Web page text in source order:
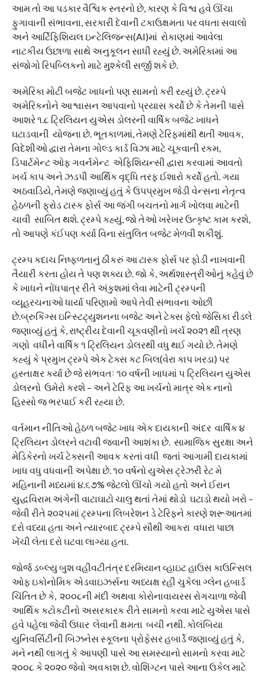
આમ તો આ પડકાર વૈશ્વિક સ્તરનો છે, કારણ કે વિશ્વ હવે ઊંચા
ફુગાવાની સંભાવના, સરકારી દેવાની ટકાઉક્ષમતા પર વધતા સવાલો
અને આર્ટિફિશિયલ ઇન્ટેલિજન્સ(AI)માં રોકાણમાં આવેલા
નાટકીય ઉછાળા સાથે અનુકૂલન સાધી રહ્યું છે. અમેરિકામાં આ
સંજોગો રિપબ્લિકનો માટે મુશ્કેલી સર્જી શકે છે.
અમેરિકા મોટી બજેટ ખાધનો પણ સામનો કરી રહ્યું છે. ટ્રમ્પે
અમેરિકનોને આશ્વાસન આપવાનો પ્રયાસ કર્યો છે કે તેમની પાસે
આશરે ૧.૮ ટ્રિલિયન યુએસ ડોલરની વાર્ષિક બજેટ ખાધને
ઘટાડવાની યોજના છે. ભૂતકાળમાં, તેમણે ટેરિફમાંથી થતી આવક,
વિદેશીઓ દ્વારા તેમના ગોલ્ડ કાર્ડ વિઝા માટે ચૂકવાતી રકમ,
ડિપાર્ટમેન્ટ ઓફ ગવર્નમેન્ટ એફિશિયન્સી દ્વારા કરવામાં આવતો
ખર્ચ કાપ અને ઝડપી આર્થિક વૃદ્ધિ તરફ ઈશારો કર્યો હતો. ગયા
અઠવાડિયે, તેમણે જણાવ્યું હતું કે ઉપપ્રમુખ જેડી વેન્સના નેતૃત્વ
હેઠળની ફ્રોડ ટાસ્ક ફોર્સ આ જંગી બચતનો માર્ગ ખોલવા માટેની
ચાવી સાબિત થશે. ટ્રમ્પે કહ્યું, જો તેઓ ખરેખર ઉત્કૃષ્ટ કામ કરશે,
તો આપણે કંઈપણ કર્યા વિના સંતુલિત બજેટ મેળવી શકીશું.
ટ્રમ્પ કદાચ નિષ્ફળતાનું ઠીકરું આ ટાસ્ક ફોર્સ પર ફોડી નાખવાની
તૈયારી કરતા હોય તે પણ શક્ય છે. જો કે, અર્થશાસ્ત્રીઓનું કહેવું છે
કે ખાધને નોંધપાત્ર રીતે અંકુશમાં લેવા માટેની ટ્રમ્પની
વ્યૂહરચનાઓ ધાર્યા પરિણામો આપે તેવી સંભાવના ઓછી
છે.બ્રુકિંગ્સ ઇન્સ્ટિટ્યુશનના બજેટ અને ટેક્સ ફેલો જેસિકા રીડલે
જણાવ્યું હતું કે, રાષ્ટ્રીય દેવાની ચૂકવણીનો ખર્ચ ૨૦૨૧ થી ત્રણ
ગણો વધીને વાર્ષિક ૧ ટ્રિલિયન ડોલરથી વધુ થઈ ગયો છે. તેમણે
કહ્યું કે પ્રમુખ ટ્રમ્પે એક ટેક્સ કટ બિલ(વેરા કાપ ખરડા) પર
હસ્તાક્ષર કર્યા છે જે સંભવતઃ ૧૦ વર્ષની ખાધમાં ૫ ટ્રિલિયન યુએસ
ડોલરનો ઉમેરો કરશે – અને ટેરિફ આ ખર્ચનો માત્ર એક નાનો
હિસ્સો જ ભરપાઈ કરી રહ્યા છે.
વર્તમાન નીતિઓ હેઠળ બજેટ ખાધ એક દાયકાની અંદર વાર્ષિક ૪
ટ્રિલિયન ડોલરને વટાવી જવાની આશંકા છે. સામાજિક સુરક્ષા અને
મેડિકેરનો ખર્ચ ટેક્સની આવક કરતાં વધી જતાં આગામી દાયકામાં
ખાધ વધુ વધવાની અપેક્ષા છે. ૧૦ વર્ષનો યુએસ ટ્રેઝરી રેટ મે
મહિનાની મધ્યમાં ૪.૬૭% જેટલો ઊંચો ગયો હતો અને ઈરાન
યુદ્ધવિરામ અંગેની વાટાઘાટો ચાલુ થતાં તેમાં થોડો ઘટાડો થયો ખરો –
જેવી રીતે ૨૦૨૫માં ટ્રમ્પના લિબરેશન ડે ટેરિફને કારણે શરૂઆતમાં
દરો વધ્યા હતા અને ત્યારબાદ ટ્રમ્પે સૌથી આકરા વધારા પાછા
ખેંચી લેતા દરો ઘટવા લાગ્યા હતા.
જોર્જ ડબ્લ્યુ બુશ વહીવટીતંત્ર દરમિયાન વ્હાઇટ હાઉસ કાઉન્સિલ
ઓફ ઇકોનોમિક એડવાઇઝર્સના અધ્યક્ષ રહી ચુકેલા ગ્લેન હબાર્ડ
ચિંતિત છે કે, ૨૦૦૮ની મંદી અથવા કોરોનાવાયરસ રોગચાળા જેવી
આર્થિક કટોકટીનો અસરકારક રીતે સામનો કરવા માટે યુએસ પાસે
હવે પહેલા જેવી ઉધાર લેવાની ક્ષમતા બચી નથી. કોલંબિયા
યુનિવર્સિટીની બિઝનેસ સ્કૂલના પ્રોફેસર હબાર્ડે જણાવ્યું હતું કે,
મને નથી લાગતું કે આપણી પાસે આ સમસ્યાનો સામનો કરવા માટે
૨૦૦૮ કે ૨૦૨૦ જેવો અવકાશ છે. વોશિંગ્ટન પાસે આના ઉકેલ માટે